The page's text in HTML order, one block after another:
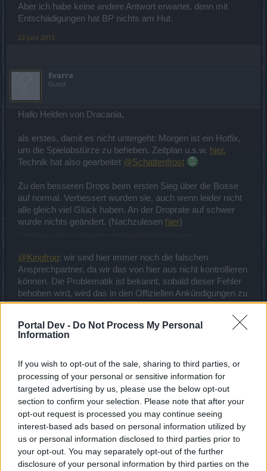
Portal Dev - Do Not Process My Personal
Information
If you wish to opt-out of the sale, sharing to third parties, or
processing of your personal or sensitive information for
targeted advertising by us, please use the below opt-out
section to confirm your selection. Please note that after your
opt-out request is processed you may continue seeing
interest-based ads based on personal information utilized by
us or personal information disclosed to third parties prior to
your opt-out. You may separately opt-out of the further
disclosure of your personal information by third parties on the
jeden von uns gibt es wieder ein "erstes Mal"
@Rayden79
: Du hast dir ein paar Sternchen verdient - dein
Missfallen kannst du auch anders ausdrücken!
Dass ihr es nicht (alle) gut findet, dass Emotes nun käuflich sind,
wurde.
: Es ist für die Errungenschaft wichtig, dass alle Monster -
versteckt sich auch ein Schütze in einer Ecke...
So, ich hoffe, ich habe keinen vergessen - ansonsten bitte nicht
LG Evarra
Aber ich habe keine andere Antwort erwartet, denn mit
Entschädigungen hat BP nichts am Hut.
22 Juni 2015
Evarra
Guest
Hallo Helden von Dracania,
als erstes, damit es nicht untergeht: Morgen ist ein Hotfix,
um die Spielabstürze zu beheben. Zeitplan u.s.w. hier.
Technik hat also gearbeitet @Schattenfrost
Zu den besseren Drops beim ersten Sieg über die Bosse
auf normal. Verbessert wurden sie, auch wenn leider nicht
alle gleich viel Glück haben. An der Droprate auf schwer
wurde nichts geändert. (Nachzulesen hier)
@Kingfrog: wir sind hier immer noch die falschen
Ansprechpartner, da wir das von hier aus nicht kontrollieren
können. Die Problematik ist bekannt, sobald dieser Fehler
behoben wird, wird das in den Offiziellen Ankündigungen zu
einem Hotfix oder Release bekannt gegeben.
LG Evarra
blackrat2708
Aktiver Autor
Gott sei Dank, die Antwort vom Support war auf eine Art
sehr ärgerlich, dann belustigend und schließlich klang es
sehr ratlos^^
22 Juni 2015